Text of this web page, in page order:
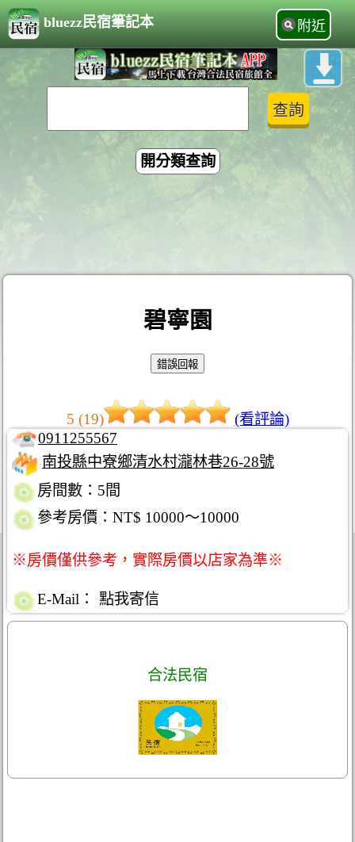
bluezz民宿筆記本 附近
開分類查詢
碧寧園
5 (19)
(看評論)
0911255567
南投縣中寮鄉清水村瀧林巷26-28號
房間數：5間
參考房價：NT$ 10000～10000
※房價僅供參考，實際房價以店家為準※
E-Mail： 點我寄信
合法民宿